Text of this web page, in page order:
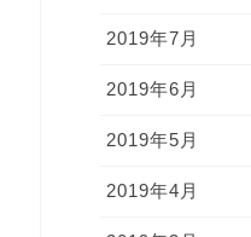
2019年7月
2019年6月
2019年5月
2019年4月